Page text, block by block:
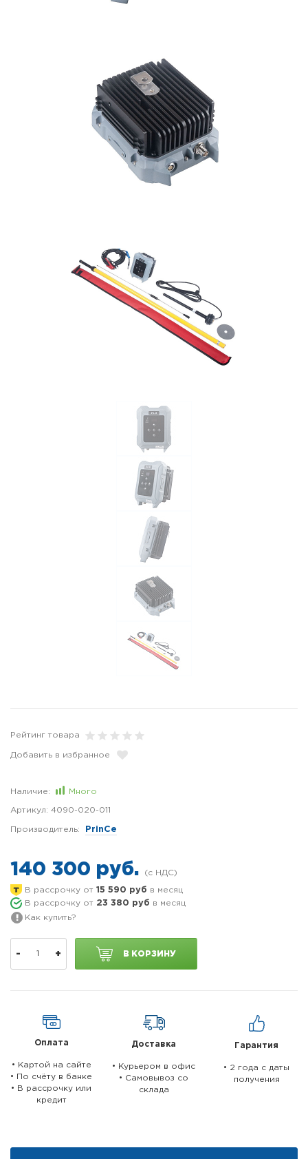
Рейтинг товара
Добавить в избранное
Наличие: Много
Артикул: 4090-020-011
Производитель: PrinCe
140 300 руб.
В рассрочку от 15 590 руб в месяц
В рассрочку от 23 380 руб в месяц
Как купить?
- + В КОРЗИНУ
Оплата
• Картой на сайте
• По счёту в банке
• В рассрочку или
кредит
Доставка
• Курьером в офис
• Самовывоз со
склада
Гарантия
• 2 года c даты
получения